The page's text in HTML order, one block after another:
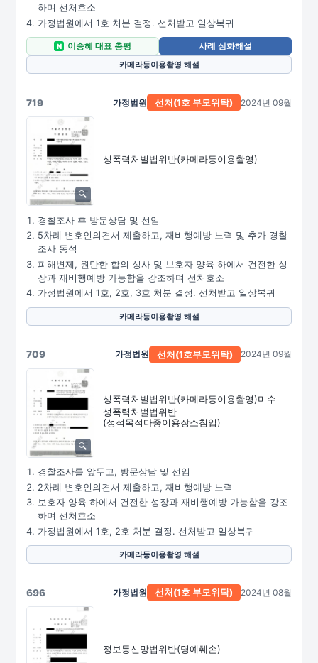
하며 선처호소
가정법원에서 1호 처분 결정. 선처받고 일상복귀
N 이승혜 대표 총평
사례 심화해설
카메라등이용촬영 해설
719
성폭력처벌법위반(카메라등이용촬영)
가정법원 선처(1호 부모위탁) 2024년 09월
경찰조사 후 방문상담 및 선임
5차례 변호인의견서 제출하고, 재비행예방 노력 및 추가 경찰
조사 동석
피해변제, 원만한 합의 성사 및 보호자 양육 하에서 건전한 성
장과 재비행예방 가능함을 강조하며 선처호소
가정법원에서 1호, 2호, 3호 처분 결정. 선처받고 일상복귀
카메라등이용촬영 해설
709
성폭력처벌법위반(카메라등이용촬영)미수
성폭력처벌법위반
(성적목적다중이용장소침입)
가정법원 선처(1호부모위탁) 2024년 09월
경찰조사를 앞두고, 방문상담 및 선임
2차례 변호인의견서 제출하고, 재비행예방 노력
보호자 양육 하에서 건전한 성장과 재비행예방 가능함을 강조
하며 선처호소
가정법원에서 1호, 2호 처분 결정. 선처받고 일상복귀
카메라등이용촬영 해설
696
정보통신망법위반(명예훼손)
가정법원 선처(1호 부모위탁) 2024년 08월